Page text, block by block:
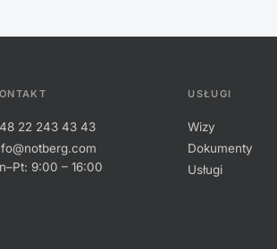
22 243 43 43
9:00 – 16:00
USŁUGI
Wizy
Dokumenty
Usługi